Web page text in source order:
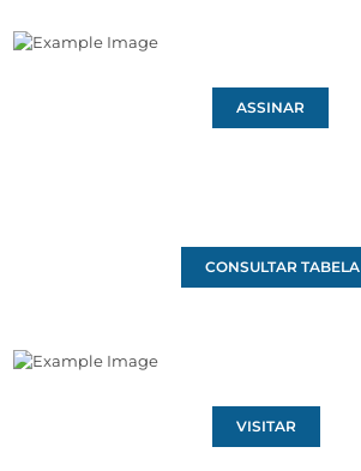
ASSINAR
CONSULTAR TABELA
VISITAR